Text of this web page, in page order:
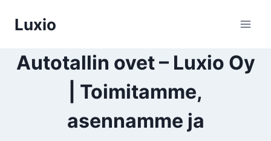
sisältöön
Luxio
Autotallin ovet – Luxio Oy
| Toimitamme,
asennamme ja